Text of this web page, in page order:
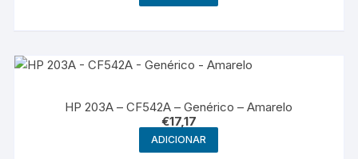
HP 203A – CF542A – Genérico – Amarelo
€17,17
ADICIONAR